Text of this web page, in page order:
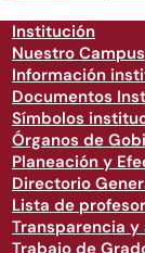
Institución
Nuestro Campus
Información
Documentos
Símbolos
Órganos de
Planeación y
Directorio
Lista de
Transparencia
Trabajo de